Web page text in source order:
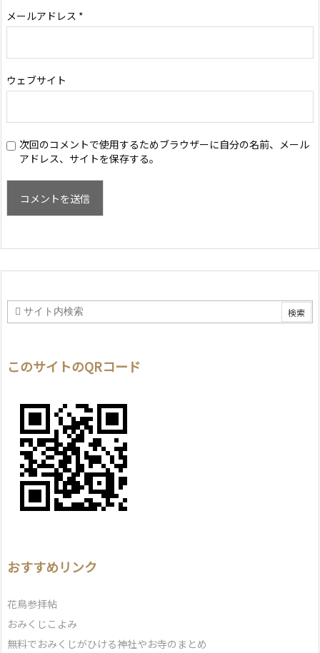
メールアドレス *
ウェブサイト
次回のコメントで使用するためブラウザーに自分の名前、メール
アドレス、サイトを保存する。
このサイトのQRコード
おすすめリンク
花鳥参拝帖
おみくじこよみ
無料でおみくじがひける神社やお寺のまとめ